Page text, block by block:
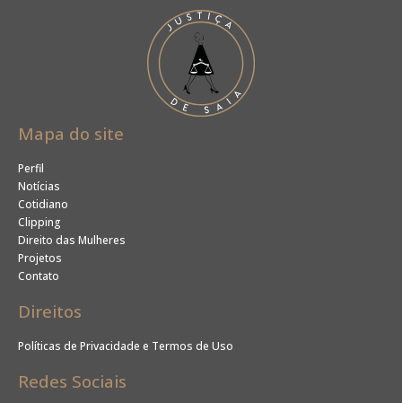
Mapa do site
Perfil
Notícias
Cotidiano
Clipping
Direito das Mulheres
Projetos
Contato
Direitos
Políticas de Privacidade e Termos de Uso
Redes Sociais